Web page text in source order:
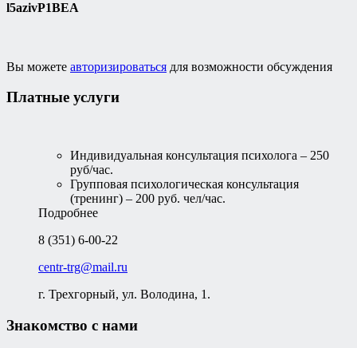
l5azivP1BEA
Вы можете авторизироваться для возможности обсуждения
Платные услуги
Индивидуальная консультация психолога – 250
руб/час.
Групповая психологическая консультация
(тренинг) – 200 руб. чел/час.
Подробнее
8 (351) 6-00-22
centr-trg@mail.ru
г. Трехгорный, ул. Володина, 1.
Знакомство с нами